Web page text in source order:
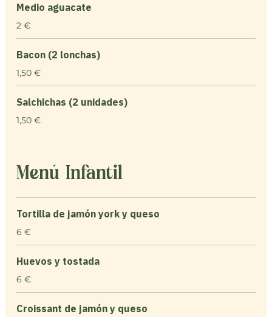
Medio aguacate
2 €
Bacon (2 lonchas)
1,50 €
Salchichas (2 unidades)
1,50 €
Menú Infantil
Tortilla de jamón york y queso
6 €
Huevos y tostada
6 €
Croissant de jamón y queso